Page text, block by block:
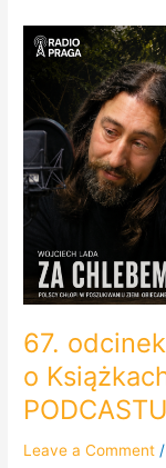
67.
o
Leave a Comment /
67.
odcinek
„Konkretnych
Rozmów
o
Książkach”
POSŁUCHAJ
PODCASTU!